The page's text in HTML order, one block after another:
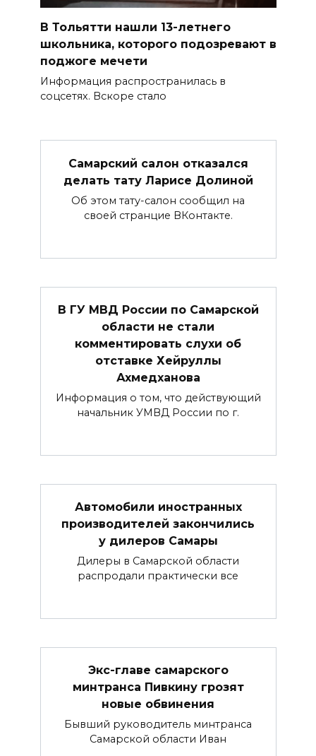
В Тольятти нашли 13-летнего
школьника, которого подозревают в
поджоге мечети
Информация распространилась в
соцсетях. Вскоре стало
Самарский салон отказался
делать тату Ларисе Долиной
Об этом тату-салон сообщил на
своей странцие ВКонтакте.
В ГУ МВД России по Самарской
области не стали
комментировать слухи об
отставке Хейруллы
Ахмедханова
Информация о том, что действующий
начальник УМВД России по г.
Автомобили иностранных
производителей закончились
у дилеров Самары
Дилеры в Самарской области
распродали практически все
Экс-главе самарского
минтранса Пивкину грозят
новые обвинения
Бывший руководитель минтранса
Самарской области Иван